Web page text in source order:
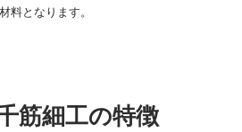
料となります。
筋細工の特徴